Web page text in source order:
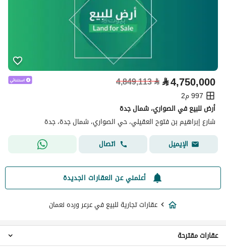
⃁4,750,000
⃁
4,849,113
997 م2
أرض للبيع في الصواري، شمال جدة
شارع إبراهيم بن فتوح العقيلي، حي الصواري، شمال جدة، جدة
الإيميل
اتصال
أعلمني عن العقارات الجديدة
عقارات تجارية للبيع في عرعر ورده نعمان
عقارات مقترحة